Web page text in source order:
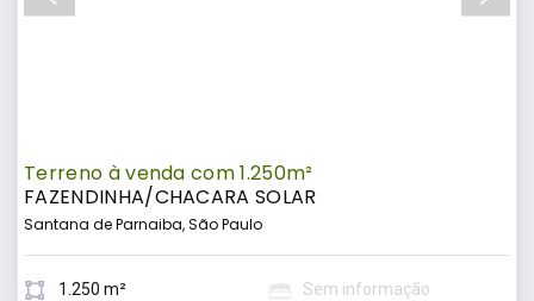
Terreno à venda com 1.250m²
FAZENDINHA/CHACARA SOLAR
Santana de Parnaiba, São Paulo
1.250 m²
Sem informação